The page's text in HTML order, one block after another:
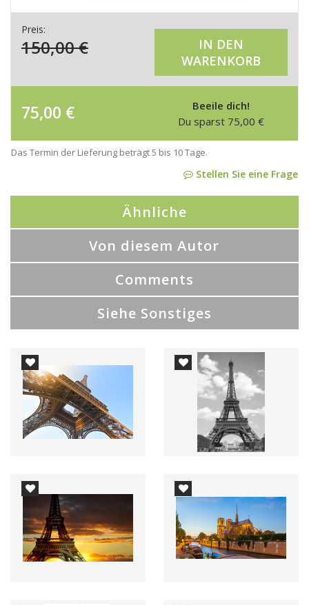
Preis:
150,00€
IN DEN
WARENKORB
75,00 €
Beeile dich!
Du sparst 75,00 €
Das Termin der Lieferung beträgt 5 bis 10 Tage.
Stellen Sie eine Frage
Ähnliche
Von diesem Autor
Comments
Siehe Sonstiges